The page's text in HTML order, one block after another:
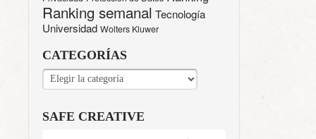
Ranking semanal Tecnología
Universidad Wolters Kluwer
CATEGORÍAS
CATEGORÍAS
SAFE CREATIVE